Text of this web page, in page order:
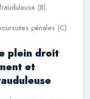
(B).
pénales (C).
plein droit
et